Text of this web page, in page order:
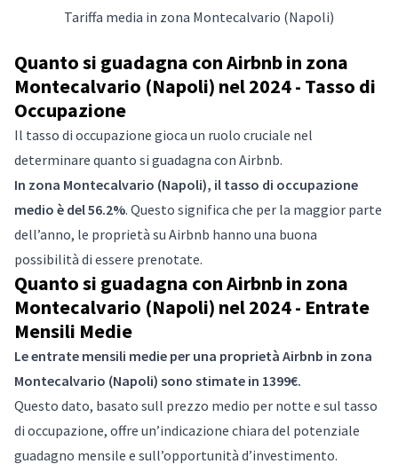
Tariffa media in zona Montecalvario (Napoli)
Quanto si guadagna con Airbnb in zona
Montecalvario (Napoli) nel 2024 - Tasso di
Occupazione
Il tasso di occupazione gioca un ruolo cruciale nel
determinare quanto si guadagna con Airbnb.
In zona Montecalvario (Napoli), il tasso di occupazione
medio è del 56.2%. Questo significa che per la maggior parte
dell’anno, le proprietà su Airbnb hanno una buona
possibilità di essere prenotate.
Quanto si guadagna con Airbnb in zona
Montecalvario (Napoli) nel 2024 - Entrate
Mensili Medie
Le entrate mensili medie per una proprietà Airbnb in zona
Montecalvario (Napoli) sono stimate in 1399€.
Questo dato, basato sull prezzo medio per notte e sul tasso
di occupazione, offre un’indicazione chiara del potenziale
guadagno mensile e sull’opportunità d’investimento.